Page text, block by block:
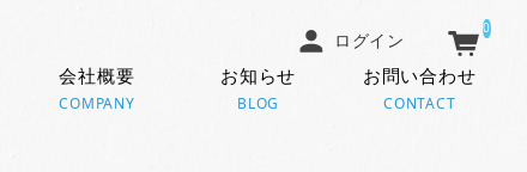
ログイン
0
会社概要
COMPANY
お知らせ
BLOG
お問い合わせ
CONTACT